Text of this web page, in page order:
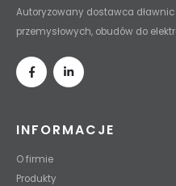
Autoryzowany dostawca
przemysłowych, obudów do
INFORMACJE
O firmie
Produkty